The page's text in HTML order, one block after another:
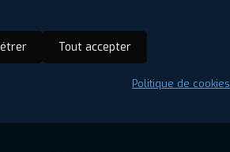
Tout accepter
Politique de cookies